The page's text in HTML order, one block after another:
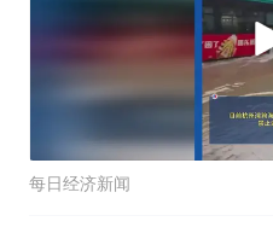
每日经济新闻